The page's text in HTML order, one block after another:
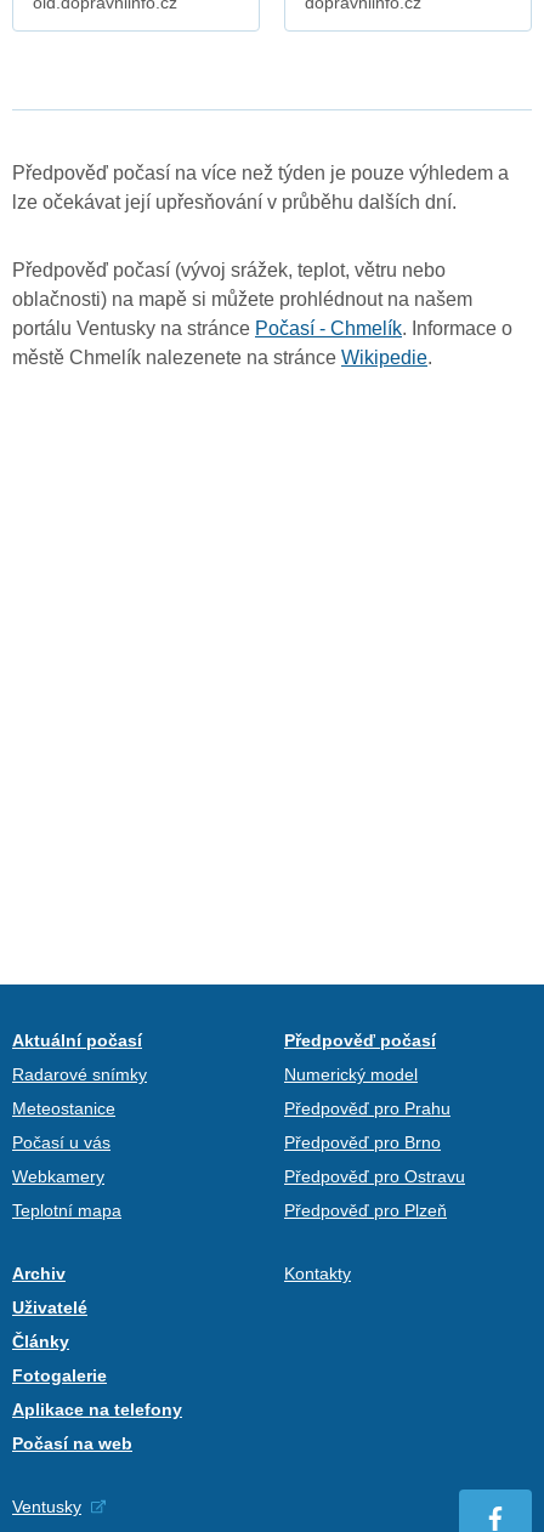
Předpověď počasí na více než týden je pouze výhledem a
lze očekávat její upřesňování v průběhu dalších dní.
Předpověď počasí (vývoj srážek, teplot, větru nebo
oblačnosti) na mapě si můžete prohlédnout na našem
portálu Ventusky na stránce Počasí - Chmelík. Informace o
městě Chmelík nalezenete na stránce Wikipedie.
Aktuální počasí
Radarové snímky
Meteostanice
Počasí u vás
Webkamery
Teplotní mapa
Předpověď počasí
Numerický model
Předpověď pro Prahu
Předpověď pro Brno
Předpověď pro Ostravu
Předpověď pro Plzeň
Archiv
Uživatelé
Články
Fotogalerie
Aplikace na telefony
Počasí na web
Kontakty
Ventusky